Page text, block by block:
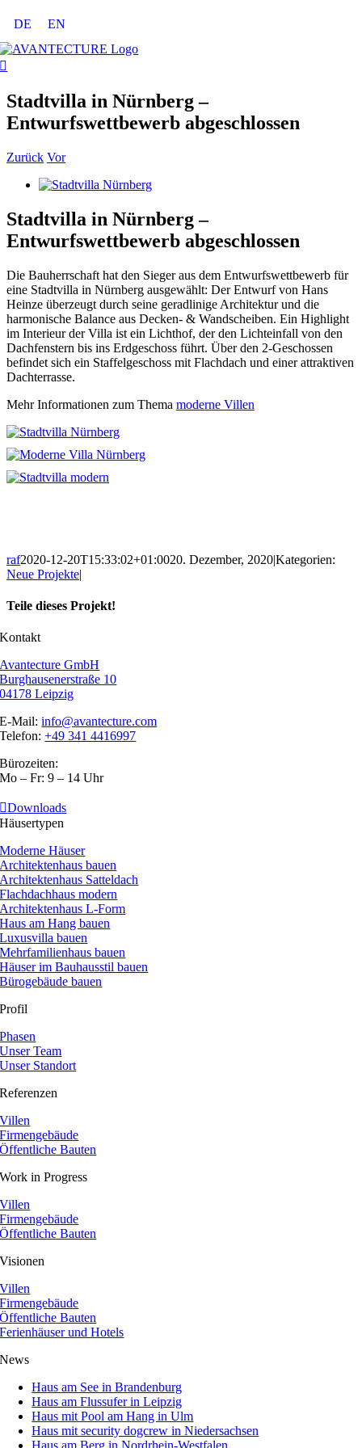
Inhalt
springen
DE EN
Stadtvilla in Nürnberg –
Entwurfswettbewerb abgeschlossen
Zurück Vor
Zeige
Bild
Stadtvilla in Nürnberg –
Entwurfswettbewerb abgeschlossen
Die Bauherrschaft hat den Sieger aus dem Entwurfswettbewerb für
eine Stadtvilla in Nürnberg ausgewählt: Der Entwurf von Hans
Heinze überzeugt durch seine geradlinige Architektur und die
harmonische Balance aus Decken- & Wandscheiben. Ein Highlight
im Interieur der Villa ist ein Lichthof, der den Lichteinfall von den
Dachfenstern bis ins Erdgeschoss führt. Über den 2-Geschossen
befindet sich ein Staffelgeschoss mit Flachdach und einer attraktiven
Dachterrasse.
Mehr Informationen zum Thema moderne Villen
raf2020-12-20T15:33:02+01:0020. Dezember, 2020|Kategorien:
Neue Projekte|
Teile dieses Projekt!
Facebook
X
Pinterest
Kontakt
Avantecture GmbH
Burghausenerstraße 10
04178 Leipzig
E-Mail:info@avantecture.com
Telefon:+49 341 4416997
Bürozeiten:
Mo – Fr: 9 – 14 Uhr
Downloads
Häusertypen
Moderne Häuser
Architektenhaus bauen
Architektenhaus Satteldach
Flachdachhaus modern
Architektenhaus L-Form
Haus am Hang bauen
Luxusvilla bauen
Mehrfamilienhaus bauen
Häuser im Bauhausstil bauen
Bürogebäude bauen
Profil
Phasen
Unser Team
Unser Standort
Referenzen
Villen
Firmengebäude
Öffentliche Bauten
Work in Progress
Villen
Firmengebäude
Öffentliche Bauten
Visionen
Villen
Firmengebäude
Öffentliche Bauten
Ferienhäuser und Hotels
News
Haus am See in Brandenburg
Haus am Flussufer in Leipzig
Haus mit Pool am Hang in Ulm
Haus mit security dogcrew in Niedersachsen